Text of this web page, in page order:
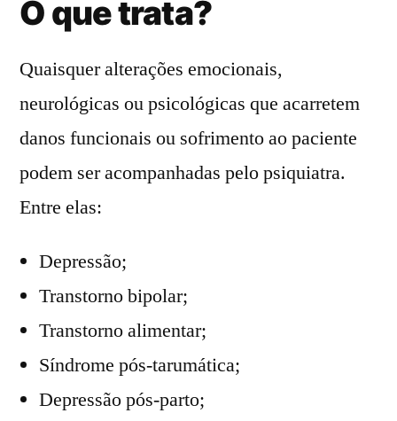
O que trata?
Quaisquer alterações emocionais,
neurológicas ou psicológicas que acarretem
danos funcionais ou sofrimento ao paciente
podem ser acompanhadas pelo psiquiatra.
Entre elas:
Depressão;
Transtorno bipolar;
Transtorno alimentar;
Síndrome pós-tarumática;
Depressão pós-parto;